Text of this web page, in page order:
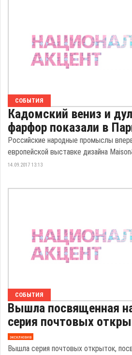
СОБЫТИЯ
Кадомский вениз и
фарфор показали в
Российские народные промыслы
европейской выставке дизайна
14.09.2017 13:13
СОБЫТИЯ
Вышла посвященная
серия почтовых
эксклюзив
Вышла серия почтовых открыток,